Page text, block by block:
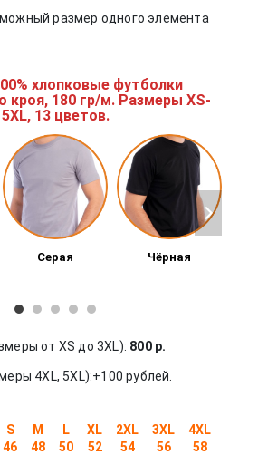
размер одного элемента
хлопковые футболки
кроя, 180 гр/м. Размеры XS-
5XL, 13 цветов.
Серая Чёрная
от XS до 3XL): 800 р.
4XL, 5XL):+100 рублей.
S
46
M
48
L
50
XL
52
2XL
54
3XL
56
4XL
58